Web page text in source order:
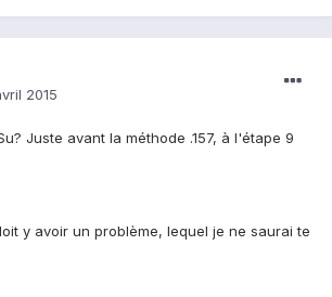
2015
Juste avant la méthode .157, à l'étape 9
y avoir un problème, lequel je ne saurai te